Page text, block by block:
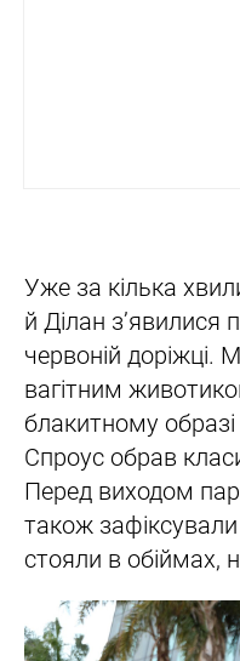
Уже за кілька
й Ділан
червоній доріжці.
вагітним
блакитному
Спроус обрав
Перед виходом
також
стояли в обіймах,